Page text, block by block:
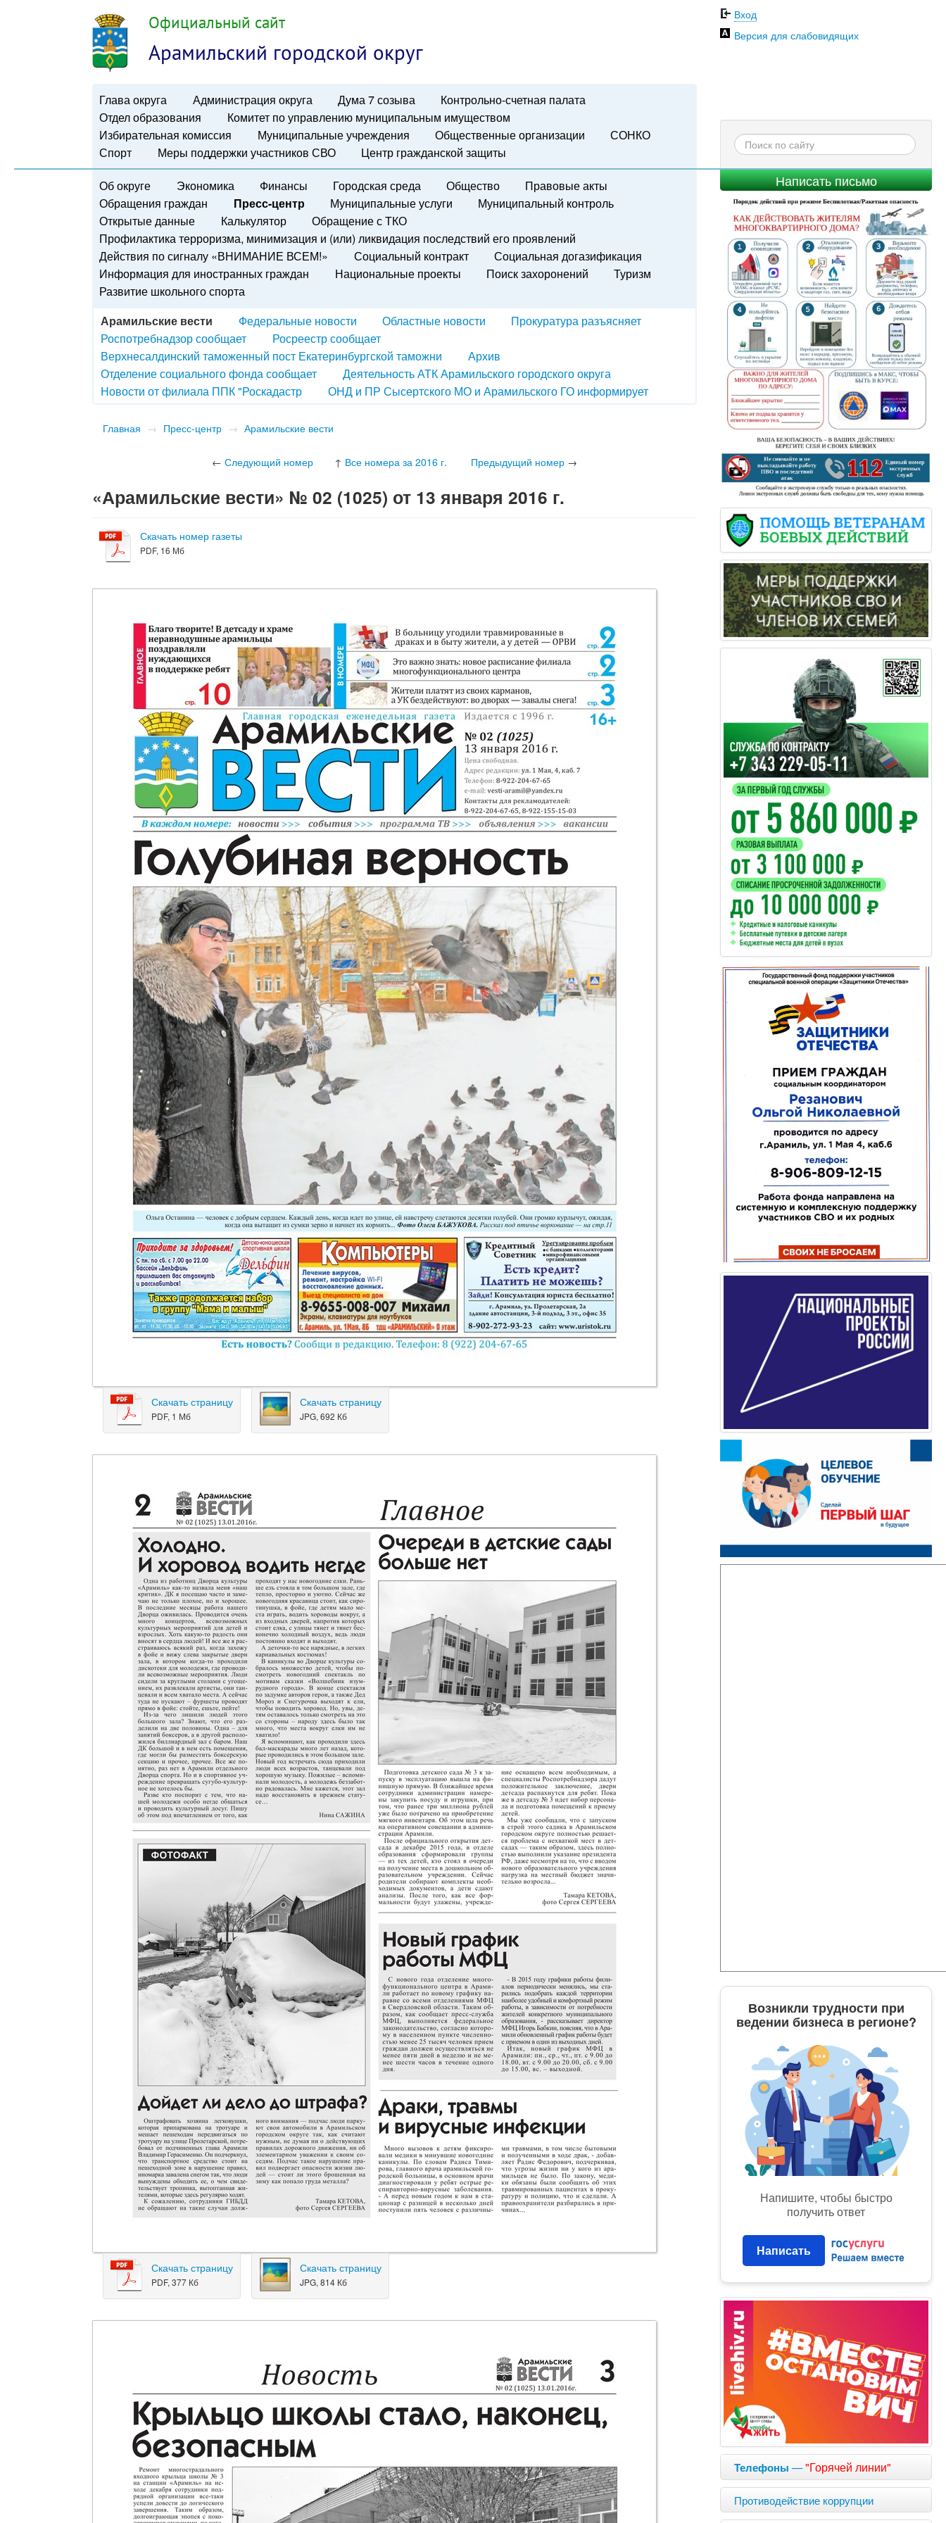
Официальный сайт
Арамильский городской округ
Глава округа Администрация округа Дума 7 созыва
Контрольно-счетная палата
Отдел образования
Комитет по управлению муниципальным имуществом
Избирательная комиссия
Муниципальные учреждения Общественные организации
СОНКО
Спорт
Меры поддержки участников СВО Центр гражданской защиты
Вход
Версия для слабовидящих
Написать письмо
Об округе Экономика Финансы Городская среда Общество
Правовые акты
Обращения граждан
Пресс-центр Муниципальные услуги
Муниципальный контроль
Открытые данные
Калькулятор
Обращение с ТКО
Профилактика терроризма, минимизация и (или) ликвидация последствий его проявлений
Действия по сигналу «ВНИМАНИЕ ВСЕМ!»
Социальный контракт
Социальная догазификация
Информация для иностранных граждан
Национальные проекты Поиск захоронений
Туризм
Развитие школьного спорта
Арамильские вести
Федеральные новости Областные новости
Прокуратура разъясняет
Роспотребнадзор сообщает
Росреестр сообщает
Верхнесалдинский таможенный пост Екатеринбургской таможни
Архив
Отделение социального фонда сообщает
Деятельность АТК Арамильского городского округа
Новости от филиала ППК "Роскадастр
ОНД и ПР Сысертского МО и Арамильского ГО информирует
Главная → Пресс-центр → Арамильские вести
←Следующий номер ↑ Все номера за 2016 г. Предыдущий номер →
«Арамильские вести» № 02 (1025) от 13 января 2016 г.
Скачать номер газеты
PDF, 16 Мб
Скачать страницу
PDF, 1 Мб
Скачать страницу
JPG, 692 Кб
Скачать страницу
PDF, 377 Кб
Скачать страницу
JPG, 814 Кб
Возникли трудности при
ведении бизнеса в регионе?
Напишите, чтобы быстро
получить ответ
Написать
Телефоны —"Горячей линии"
Противодействие коррупции